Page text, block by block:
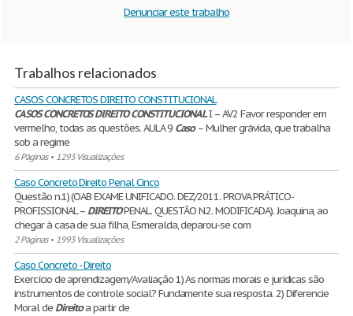
Denunciar este trabalho
Trabalhos relacionados
CASOS CONCRETOS DIREITO CONSTITUCIONAL
CASOSCONCRETOS DIREITO CONSTITUCIONALI – AV2 Favor responder em
vermelho, todas as questões. AULA 9 Caso– Mulher grávida, que trabalha
sob a regime
6 Páginas• 1293 Visualizações
Caso Concreto Direito Penal Cinco
Questão n.1) (OAB EXAME UNIFICADO. DEZ/2011. PROVA PRÁTICO-
PROFISSIONAL – DIREITOPENAL. QUESTÃO N.2. MODIFICADA). Joaquina, ao
chegar à casa de sua filha, Esmeralda, deparou-se com
2 Páginas• 1993 Visualizações
Caso Concreto - Direito
Exercício de aprendizagem/Avaliação 1) As normas morais e jurídicas são
instrumentos de controle social? Fundamente sua resposta. 2) Diferencie
Moral de Direitoa partir de